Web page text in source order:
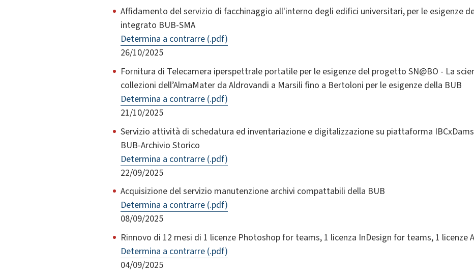
Affidamento del servizio di facchinaggio all'interno degli edifici universitari, per le esigenze
integrato BUB-SMA
Determina a contrarre (.pdf)
26/10/2025
Fornitura di Telecamera iperspettrale portatile per le esigenze del progetto SN@BO - La
collezioni dell’AlmaMater da Aldrovandi a Marsili fino a Bertoloni per le esigenze della BUB
Determina a contrarre (.pdf)
21/10/2025
Servizio attività di schedatura ed inventariazione e digitalizzazione su piattaforma
BUB-Archivio Storico
Determina a contrarre (.pdf)
22/09/2025
Acquisizione del servizio manutenzione archivi compattabili della BUB
Determina a contrarre (.pdf)
08/09/2025
Rinnovo di 12 mesi di 1 licenze Photoshop for teams, 1 licenza InDesign for teams, 1 licenze
Determina a contrarre (.pdf)
04/09/2025